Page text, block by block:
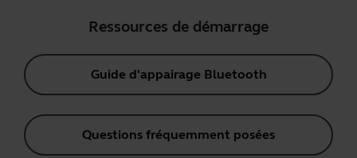
Ressources de démarrage
Guide d'appairage Bluetooth
Questions fréquemment posées